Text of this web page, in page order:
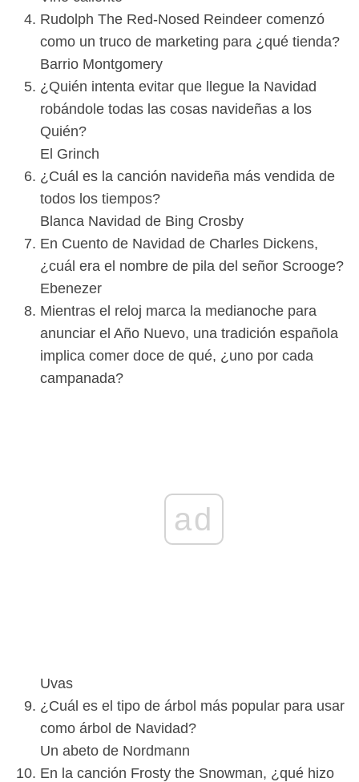
Rudolph The Red-Nosed Reindeer comenzó
como un truco de marketing para ¿qué tienda?
Barrio Montgomery
¿Quién intenta evitar que llegue la Navidad
robándole todas las cosas navideñas a los
Quién?
El Grinch
¿Cuál es la canción navideña más vendida de
todos los tiempos?
Blanca Navidad de Bing Crosby
En Cuento de Navidad de Charles Dickens,
¿cuál era el nombre de pila del señor Scrooge?
Ebenezer
Mientras el reloj marca la medianoche para
anunciar el Año Nuevo, una tradición española
implica comer doce de qué, ¿uno por cada
campanada?
ad
Uvas
¿Cuál es el tipo de árbol más popular para usar
como árbol de Navidad?
Un abeto de Nordmann
En la canción Frosty the Snowman, ¿qué hizo